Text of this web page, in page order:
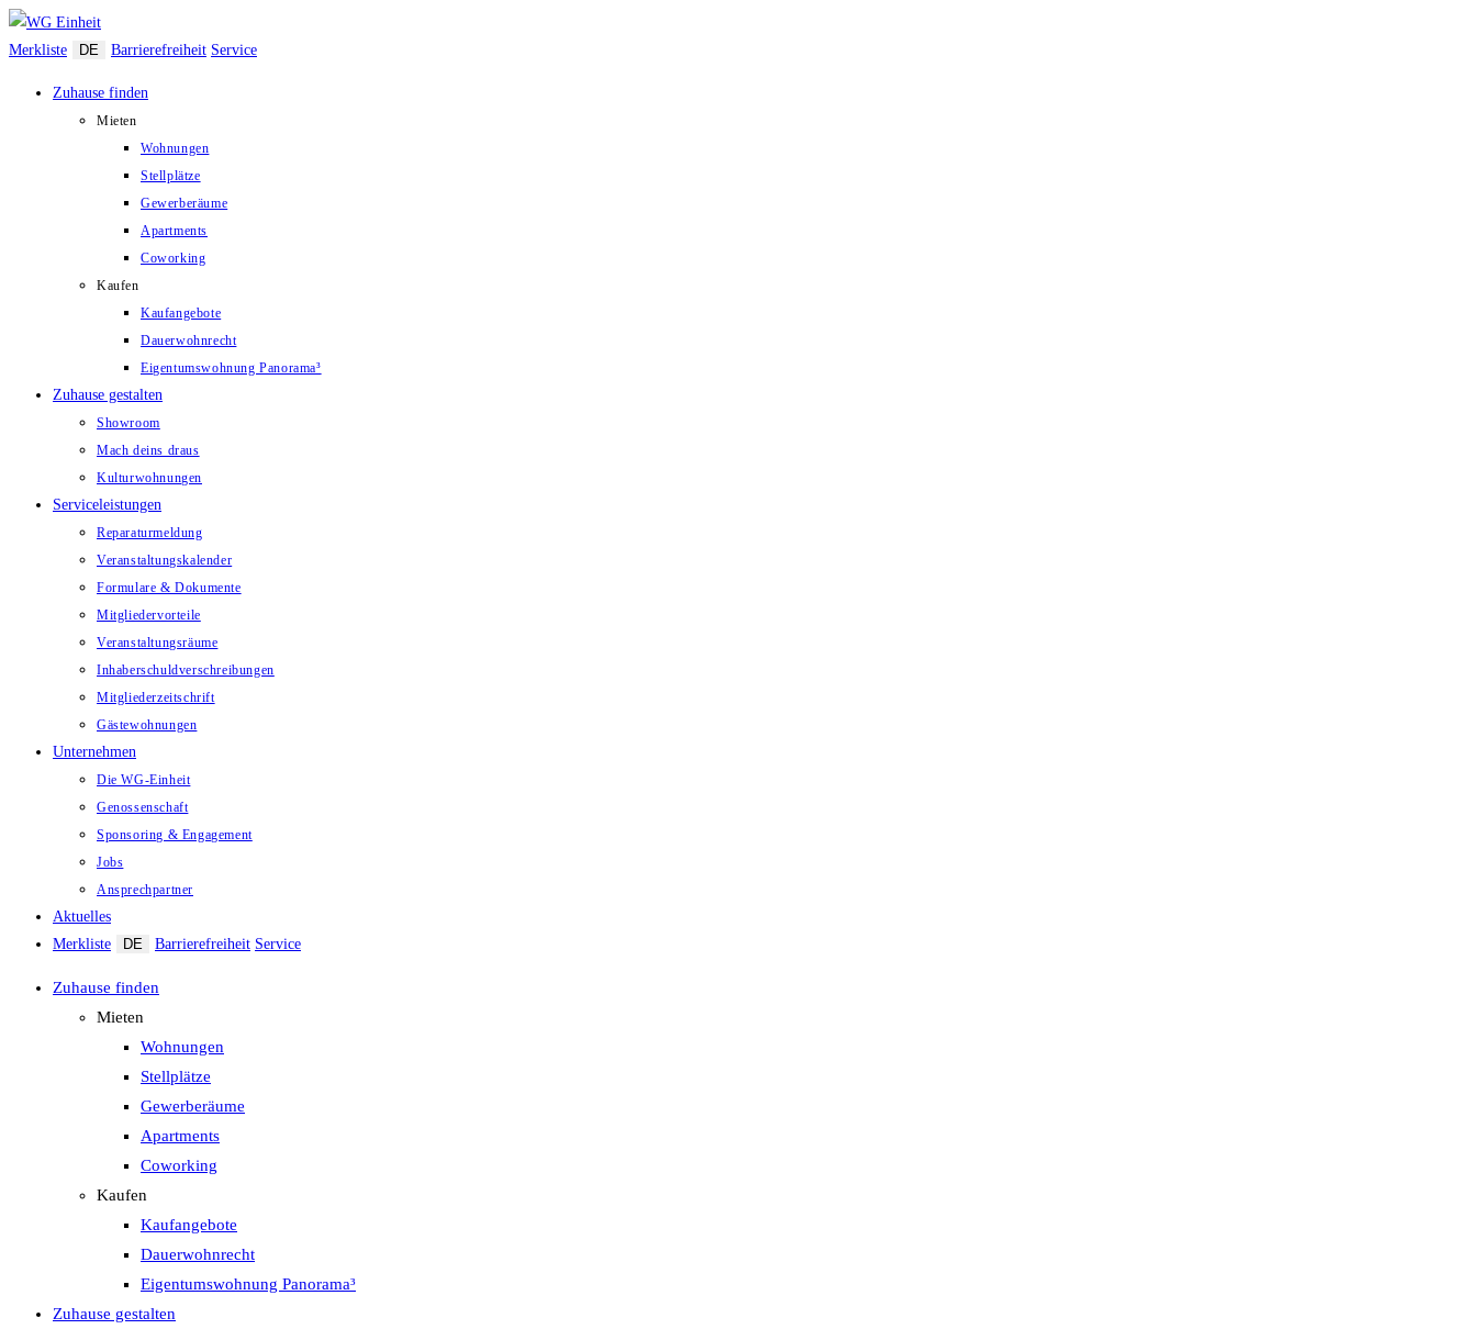
Zum
Inhalt
Merkliste DE Barrierefreiheit Service
Zuhause finden
Mieten
Wohnungen
Stellplätze
Gewerberäume
Apartments
Coworking
Kaufen
Kaufangebote
Dauerwohnrecht
Eigentumswohnung Panorama³
Zuhause gestalten
Showroom
Mach deins draus
Kulturwohnungen
Serviceleistungen
Reparaturmeldung
Veranstaltungskalender
Formulare & Dokumente
Mitgliedervorteile
Veranstaltungsräume
Inhaberschuld­verschreibungen
Mitgliederzeitschrift
Gästewohnungen
Unternehmen
Die WG-Einheit
Genossenschaft
Sponsoring & Engagement
Jobs
Ansprechpartner
Aktuelles
Merkliste
DE Barrierefreiheit Service
Zuhause finden
Mieten
Wohnungen
Stellplätze
Gewerberäume
Apartments
Coworking
Kaufen
Kaufangebote
Dauerwohnrecht
Eigentumswohnung Panorama³
Zuhause gestalten